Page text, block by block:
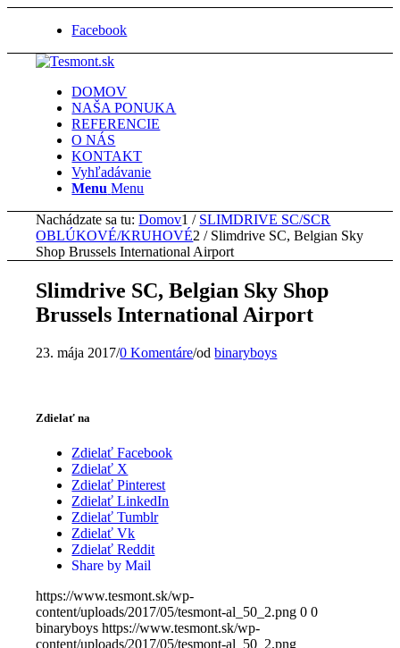
Facebook
DOMOV
NAŠA PONUKA
REFERENCIE
O NÁS
KONTAKT
Vyhľadávanie
Menu Menu
Nachádzate sa tu: Domov1 / SLIMDRIVE SC/SCR
OBLÚKOVÉ/KRUHOVÉ2 / Slimdrive SC, Belgian Sky
Shop Brussels International Airport
Slimdrive SC, Belgian Sky Shop
Brussels International Airport
23. mája 2017/0 Komentáre/odbinaryboys
Zdielať na
Zdielať Facebook
Zdielať X
Zdielať Pinterest
Zdielať LinkedIn
Zdielať Tumblr
Zdielať Vk
Zdielať Reddit
Share by Mail
https://www.tesmont.sk/wp-
content/uploads/2017/05/tesmont-al_50_2.png 0 0
binaryboys https://www.tesmont.sk/wp-
content/uploads/2017/05/tesmont-al_50_2.png